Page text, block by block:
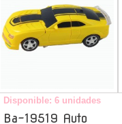
Disponible: 6 unidades
Ba-19519 Auto